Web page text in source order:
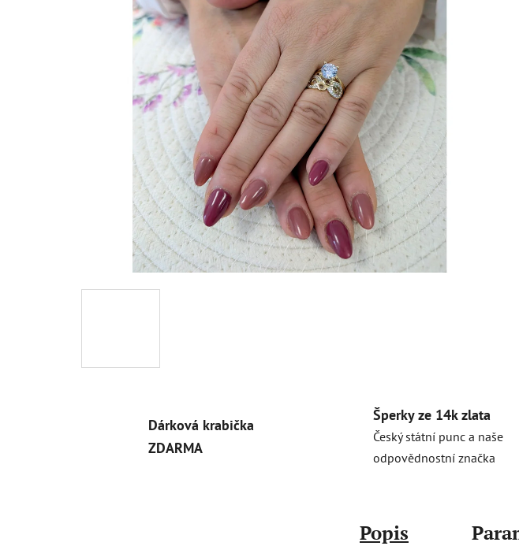
Dárková krabička
ZDARMA
Šperky ze 14k zlata
Český státní punc a naše
odpovědnostní značka
Popis